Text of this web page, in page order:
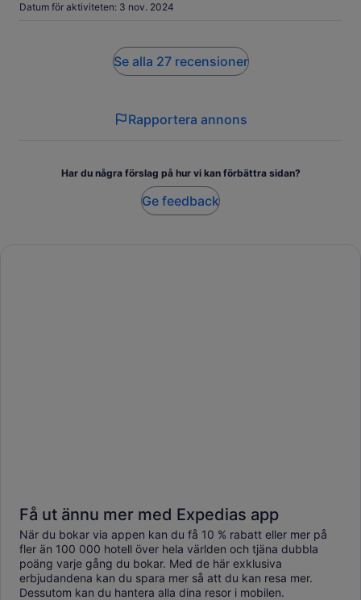
Datum för aktiviteten: 3 nov. 2024
Se alla 27 recensioner
Rapportera annons
Har du några förslag på hur vi kan förbättra sidan?
Ge feedback
Få ut ännu mer med Expedias app
När du bokar via appen kan du få 10 % rabatt eller mer på
fler än 100 000 hotell över hela världen och tjäna dubbla
poäng varje gång du bokar. Med de här exklusiva
erbjudandena kan du spara mer så att du kan resa mer.
Dessutom kan du hantera alla dina resor i mobilen.